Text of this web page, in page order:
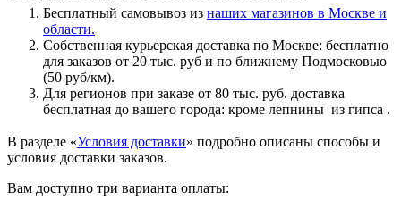
Бесплатный самовывоз из наших магазинов в Москве и
области.
Собственная курьерская доставка по Москве: бесплатно
для заказов от 20 тыс. руб и по ближнему Подмосковью
(50 руб/км).
Для регионов при заказе от 80 тыс. руб. доставка
бесплатная до вашего города: кроме лепнины из гипса .
В разделе «Условия доставки» подробно описаны способы и
условия доставки заказов.
Вам доступно три варианта оплаты: